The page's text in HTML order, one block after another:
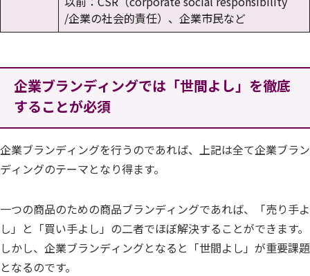
/企業の社会的責任）、企業市民など
企業ブランディングでは「世間よし」を徹底
することが必須
企業ブランディングを行うのであれば、上記は全て企業ブラン
ディングのテーマとなり得ます。
一つの商品のための商品ブランディングであれば、「売り手よ
し」と「買い手よし」の二者でほぼ解決することができます。
しかし、企業ブランディングとなると「世間よし」が重要課題
となるのです。